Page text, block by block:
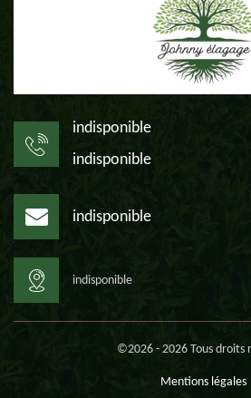
indisponible
indisponible
indisponible
indisponible
©2026 - 2026 Tous droits
Mentions légales